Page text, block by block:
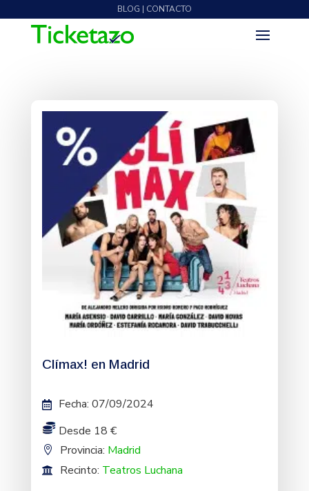
BLOG | CONTACTO
Clímax! en Madrid
Fecha: 07/09/2024
Desde 18 €
Provincia: Madrid
Recinto: Teatros Luchana